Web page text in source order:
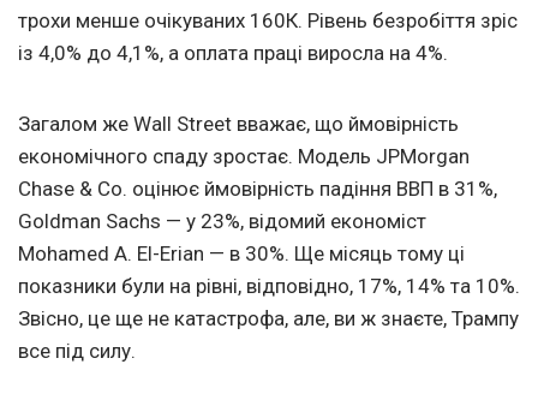
трохи менше очікуваних 160К. Рівень безробіття зріс
із 4,0% до 4,1%, а оплата праці виросла на 4%.
Загалом же Wall Strееt вважає, що ймовірність
економічного спаду зростає. Модель JPMorgan
Chase & Co. оцінює ймовірність падіння ВВП в 31%,
Goldman Sachs — у 23%, відомий економіст
Mohamed A. El-Erian — в 30%. Ще місяць тому ці
показники були на рівні, відповідно, 17%, 14% та 10%.
Звісно, це ще не катастрофа, але, ви ж знаєте, Трампу
все під силу.